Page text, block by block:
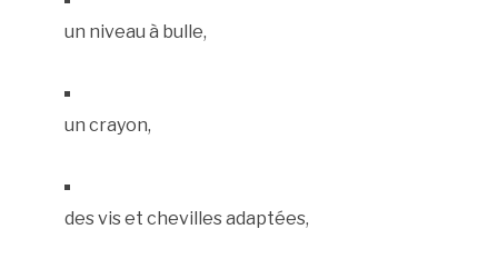
un niveau à bulle,
un crayon,
des vis et chevilles adaptées,